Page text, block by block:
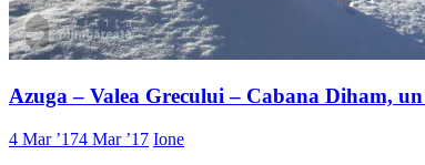
Azuga – Valea Grecului – Cabana Diham,
4 Mar ’174 Mar ’17 Ione